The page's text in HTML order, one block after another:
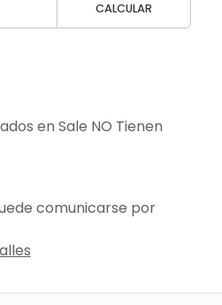
CALCULAR
en Sale NO Tienen
comunicarse por